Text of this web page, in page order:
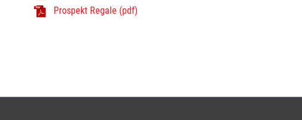
Prospekt Regale (pdf)